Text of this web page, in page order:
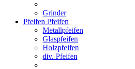
Grinder
Pfeifen Pfeifen
Metallpfeifen
Glaspfeifen
Holzpfeifen
div. Pfeifen